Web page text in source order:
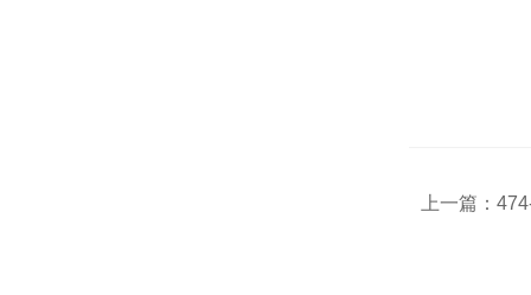
上一篇：